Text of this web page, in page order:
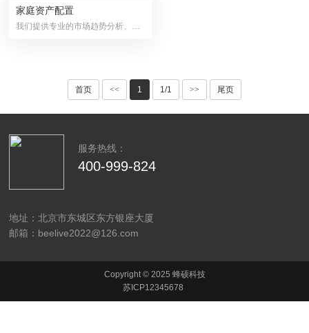
家庭资产配置
我们提供专业的市场趋势分析、个性化选房策略建议以···
首页 << 1 1/1 >> 尾页
服务热线：
400-999-824
地址：北京市东城区东方银座大厦
邮箱：beelive2022@126.com
Copyright © 2025 蜂硕科技
苏ICP12345678